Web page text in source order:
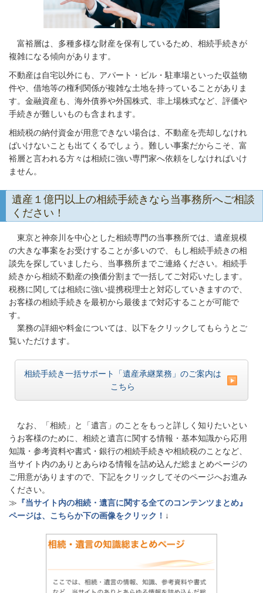
富裕層は、多種多様な財産を保有しているため、相続手続きが
複雑になる傾向があります。
不動産は自宅以外にも、アパート・ビル・駐車場といった収益物
件や、借地等の権利関係が複雑な土地を持っていることがありま
す。金融資産も、海外債券や外国株式、非上場株式など、評価や
手続きが難しいものも含まれます。
相続税の納付資金が用意できない場合は、不動産を売却しなけれ
ばいけないことも出てくるでしょう。難しい事案だからこそ、富
裕層と言われる方々は相続に強い専門家へ依頼をしなければいけ
ません。
遺産１億円以上の相続手続きなら当事務所へご相談
ください！
東京と神奈川を中心とした相続専門の当事務所では、遺産規模
の大きな事案をお受けすることが多いので、もし相続手続きの相
談先を探していましたら、当事務所までご連絡ください。相続手
続きから相続不動産の換価分割まで一括してご対応いたします。
税務に関しては相続に強い提携税理士と対応していきますので、
お客様の相続手続きを最初から最後まで対応することが可能で
す。
業務の詳細や料金については、以下をクリックしてもらうとご
覧いただけます。
相続手続き一括サポート「遺産承継業務」のご案内は
こちら
なお、「相続」と「遺言」のことをもっと詳しく知りたいとい
うお客様のために、相続と遺言に関する情報・基本知識から応用
知識・参考資料や書式・銀行の相続手続きや相続税のことなど、
当サイト内のありとあらゆる情報を詰め込んだ総まとめページの
ご用意がありますので、下記をクリックしてそのページへお進み
ください。
≫ 『当サイト内の相続・遺言に関する全てのコンテンツまとめ』
ページは、こちらか下の画像をクリック！ ↓